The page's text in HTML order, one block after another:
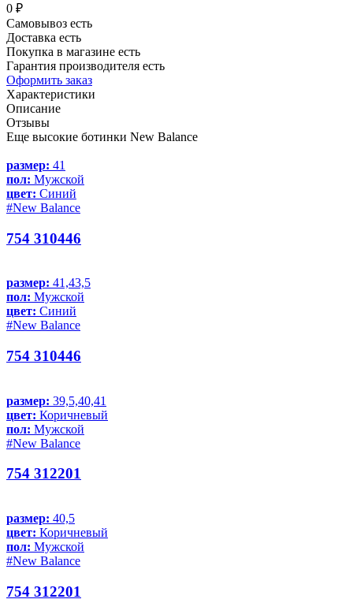
0 ₽
Самовывоз есть
Доставка есть
Покупка в магазине есть
Гарантия производителя есть
Оформить заказ
Характеристики
Описание
Отзывы
Еще высокие ботинки New Balance
размер: 41
пол: Мужской
цвет: Синий
#New Balance
754 310446
размер: 41,43,5
пол: Мужской
цвет: Синий
#New Balance
754 310446
размер: 39,5,40,41
цвет: Коричневый
пол: Мужской
#New Balance
754 312201
размер: 40,5
цвет: Коричневый
пол: Мужской
#New Balance
754 312201